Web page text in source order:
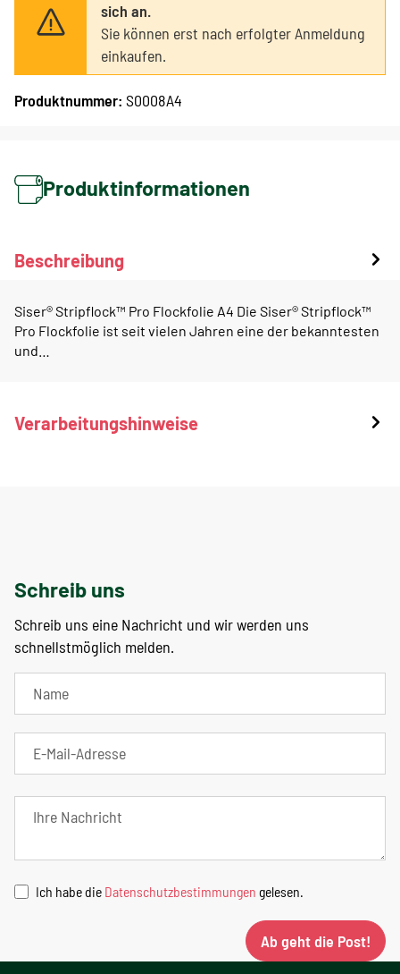
sich an.
Sie können erst nach erfolgter Anmeldung
einkaufen.
Produktnummer: S0008A4
Produktinformationen
Beschreibung
Siser® Stripflock™ Pro Flockfolie A4 Die Siser® Stripflock™
Pro Flockfolie ist seit vielen Jahren eine der bekanntesten
und…
Verarbeitungshinweise
Schreib uns
Schreib uns eine Nachricht und wir werden uns
schnellstmöglich melden.
Ich habe die Datenschutzbestimmungen gelesen.
Ab geht die Post!